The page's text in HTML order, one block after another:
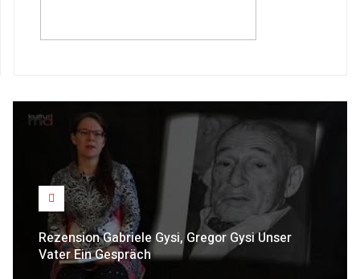
Rezension Gabriele Gysi, Gregor Gysi Unser
Vater Ein Gespräch